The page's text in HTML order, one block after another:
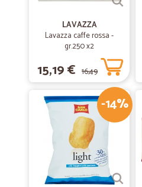
LAVAZZA
Lavazza caffe rossa -
gr.250 x2
15,19 € 16,49
-14%